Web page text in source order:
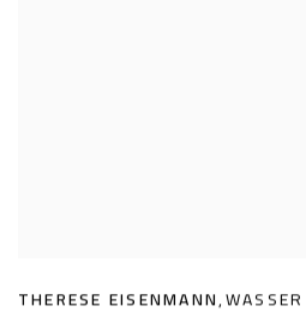
THERESE EISENMANN,